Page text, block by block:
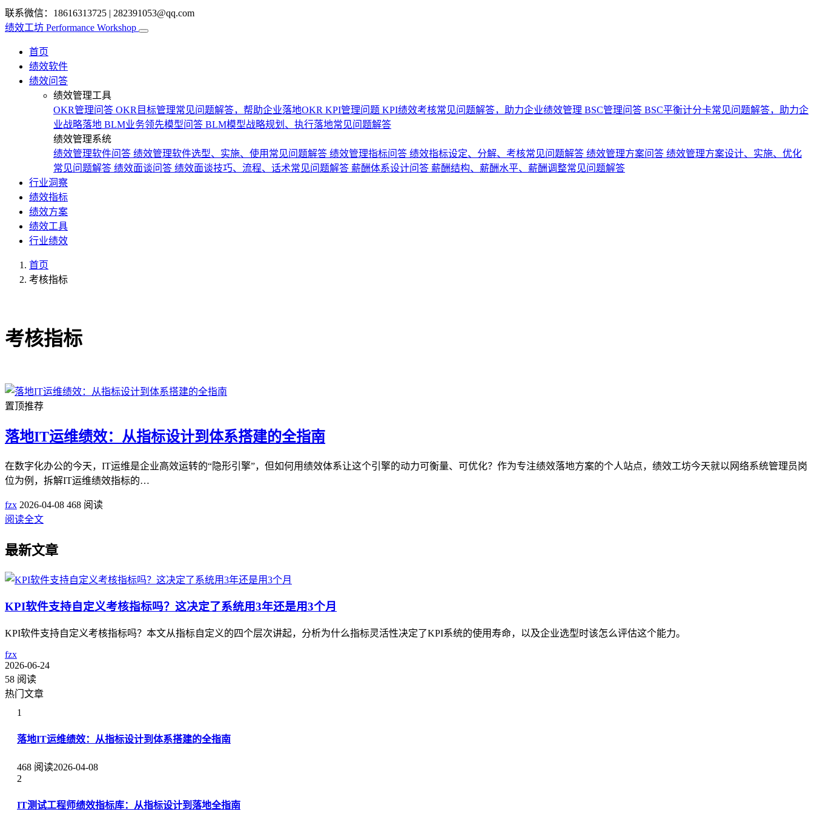
联系微信：18616313725 | 282391053@qq.com
绩效工坊 Performance Workshop
首页
绩效软件
绩效问答
绩效管理工具
OKR管理问答 OKR目标管理常见问题解答，帮助企业落地OKR KPI管理问题 KPI绩效考核常见问题解答，助力企业绩效管理 BSC管理问答 BSC平衡计分卡常见问题解答，助力企
业战略落地 BLM业务领先模型问答 BLM模型战略规划、执行落地常见问题解答
绩效管理系统
绩效管理软件问答 绩效管理软件选型、实施、使用常见问题解答 绩效管理指标问答 绩效指标设定、分解、考核常见问题解答 绩效管理方案问答 绩效管理方案设计、实施、优化
常见问题解答 绩效面谈问答 绩效面谈技巧、流程、话术常见问题解答 薪酬体系设计问答 薪酬结构、薪酬水平、薪酬调整常见问题解答
行业洞察
绩效指标
绩效方案
绩效工具
行业绩效
首页
考核指标
考核指标
置顶推荐
落地IT运维绩效：从指标设计到体系搭建的全指南
在数字化办公的今天，IT运维是企业高效运转的“隐形引擎”，但如何用绩效体系让这个引擎的动力可衡量、可优化？作为专注绩效落地方案的个人站点，绩效工坊今天就以网络系统管理员岗
位为例，拆解IT运维绩效指标的…
fzx 2026-04-08 468 阅读
阅读全文
最新文章
KPI软件支持自定义考核指标吗？这决定了系统用3年还是用3个月
KPI软件支持自定义考核指标吗？本文从指标自定义的四个层次讲起，分析为什么指标灵活性决定了KPI系统的使用寿命，以及企业选型时该怎么评估这个能力。
fzx
2026-06-24
58 阅读
热门文章
1
落地IT运维绩效：从指标设计到体系搭建的全指南
468 阅读2026-04-08
2
IT测试工程师绩效指标库：从指标设计到落地全指南